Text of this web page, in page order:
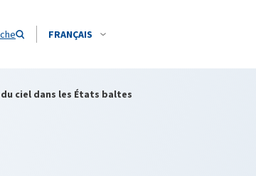
FRANÇAIS
ciel dans les États baltes